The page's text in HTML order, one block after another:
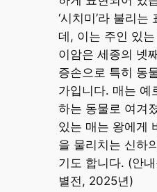
‘시치미’라 불리
데, 이는 주인 있
이암은 세종의 넷
증손으로 특히 동
가입니다. 매는 예
하는 동물로 여겨
있는 매는 왕에게
을 물리치는 신하
기도 합니다. (안
별전, 2025년)